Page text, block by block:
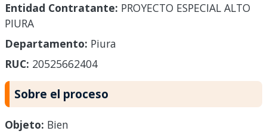
Entidad Contratante: PROYECTO ESPECIAL ALTO
PIURA
Departamento: Piura
RUC: 20525662404
Sobre el proceso
Objeto: Bien